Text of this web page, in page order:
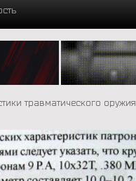
травматического оружия